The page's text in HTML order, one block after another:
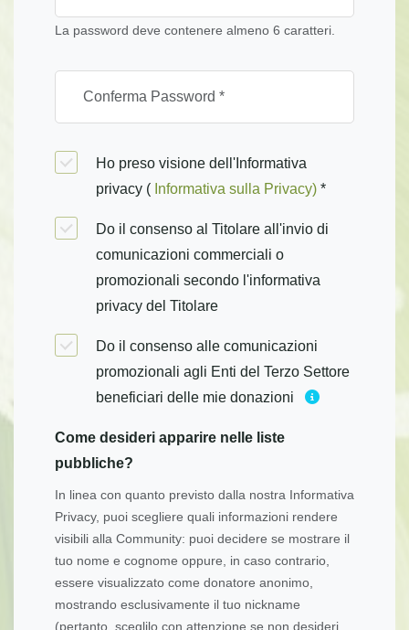
La password deve contenere almeno 6 caratteri.
Ho preso visione dell'Informativa
privacy ( Informativa sulla Privacy) *
Do il consenso al Titolare all'invio di
comunicazioni commerciali o
promozionali secondo l'informativa
privacy del Titolare
Do il consenso alle comunicazioni
promozionali agli Enti del Terzo Settore
beneficiari delle mie donazioni
Come desideri apparire nelle liste
pubbliche?
In linea con quanto previsto dalla nostra Informativa
Privacy, puoi scegliere quali informazioni rendere
visibili alla Community: puoi decidere se mostrare il
tuo nome e cognome oppure, in caso contrario,
essere visualizzato come donatore anonimo,
mostrando esclusivamente il tuo nickname
(pertanto, sceglilo con attenzione se non desideri